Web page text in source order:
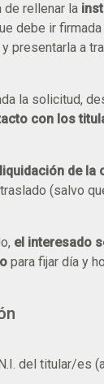
de rellenar la
debe ir
presentarla a
la solicitud,
con los
liquidación de la
(salvo
el interesado
para fijar día y
del titular/es